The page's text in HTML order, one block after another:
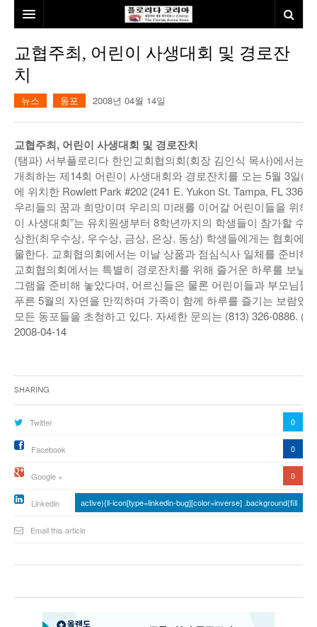
뉴스
미국
발행인칼럼
김명열칼럼
이명덕칼럼
김선옥칼럼
김원동칼럼
건강
본보특집
100인선/독자광장
100인선
독자광장
여행
인근여행지
놀이공원
낚시/비치
인터뷰/탐방
교협주최, 어린이 사생대회 및 경로잔
치
뉴스 동포 2008년 04월 14일
교협주최, 어린이 사생대회 및 경로잔치
(탬파) 서부플로리다 한인교회협의회(회장 김인식 목사)에서는
개최하는 제14회 어린이 사생대회와 경로잔치를 오는 5월 3일(
에 위치한 Rowlett Park #202 (241 E. Yukon St. Tampa, FL
우리들의 꿈과 희망이며 우리의 미래를 이어갈 어린이들을 위해
이 사생대회”는 유치원생부터 8학년까지의 학생들이 참가할 수
상한(최우수상, 우수상, 금상, 은상, 동상) 학생들에게는 협회에
물한다. 교회협의회에서는 이날 상품과 점심식사 일체를 준비해
교회협의회에서는 특별히 경로잔치를 위해 즐거운 하루를 보낼
그램을 준비해 놓았다며, 어르신들은 물론 어린이들과 부모님들
푸른 5월의 자연을 만끽하며 가족이 함께 하루를 즐기는 보람있
모든 동포들을 초청하고 있다. 자세한 문의는 (813) 326-0886.
2008-04-14
Sharing
Twitter 0
Facebook 0
Google + 0
Linkedin active){li-icon[type=linkedin-bug][color=inverse] .background{fill
Email this article